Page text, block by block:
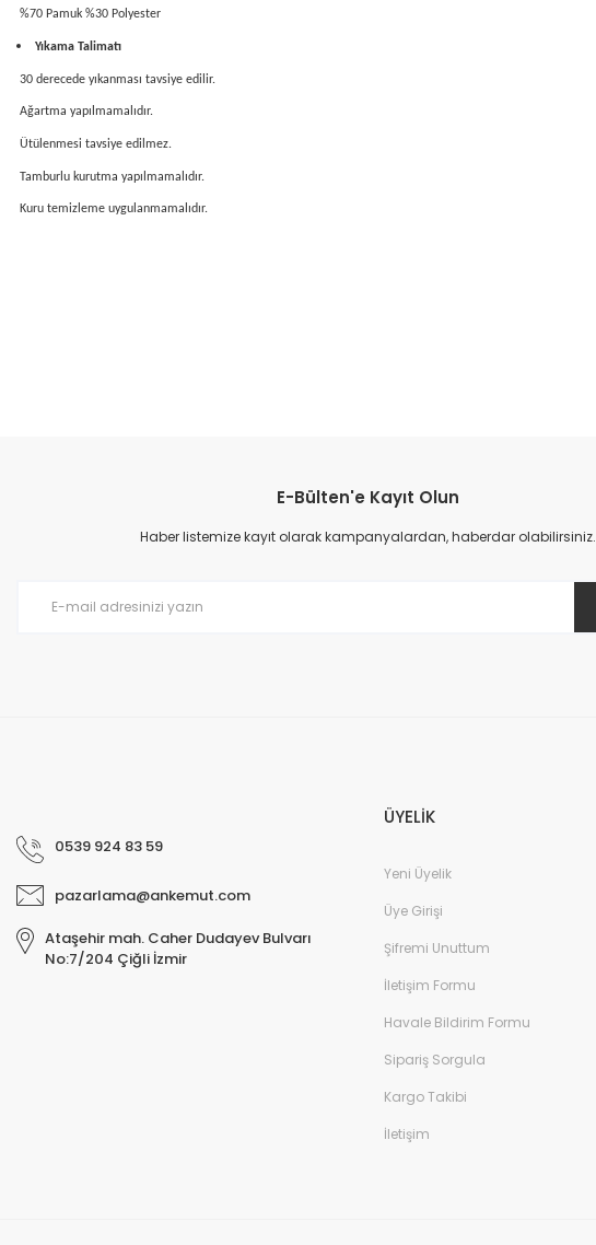
%70 Pamuk %30 Polyester
Yıkama Talimatı
30 derecede yıkanması tavsiye edilir.
Ağartma yapılmamalıdır.
Ütülenmesi tavsiye edilmez.
Tamburlu kurutma yapılmamalıdır.
Kuru temizleme uygulanmamalıdır.
Ürün resmi kalitesiz, bozuk veya görüntülenemiyor.
Ürün açıklamasında eksik bilgiler bulunuyor.
E-Bülten'e Kayıt Olun
Haber listemize kayıt olarak kampanyalardan, haberdar olabilirsiniz.
0539 924 83 59
pazarlama@ankemut.com
Ataşehir mah. Caher Dudayev Bulvarı
No:7/204 Çiğli İzmir
ÜYELİK
Yeni Üyelik
Üye Girişi
Şifremi Unuttum
İletişim Formu
Havale Bildirim Formu
Sipariş Sorgula
Kargo Takibi
İletişim